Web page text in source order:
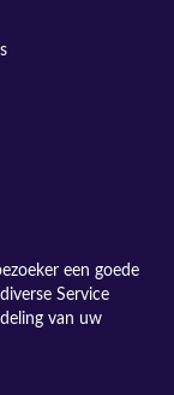
een goede
Service
van uw